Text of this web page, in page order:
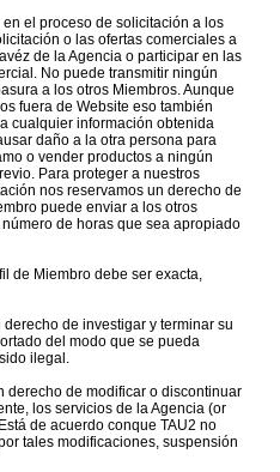
el proceso de solicitación a los
o las ofertas comerciales a
de la Agencia o participar en las
No puede transmitir ningún
a los otros Miembros. Aunque
fuera de Website eso también
cualquier información obtenida
daño a la otra persona para
o vender productos a ningún
Para proteger a nuestros
nos reservamos un derecho de
puede enviar a los otros
de horas que sea apropiado
de Miembro debe ser exacta,
derecho de investigar y terminar su
del modo que se pueda
ilegal.
derecho de modificar o discontinuar
los servicios de la Agencia (or
de acuerdo conque TAU2 no
tales modificaciones, suspensión